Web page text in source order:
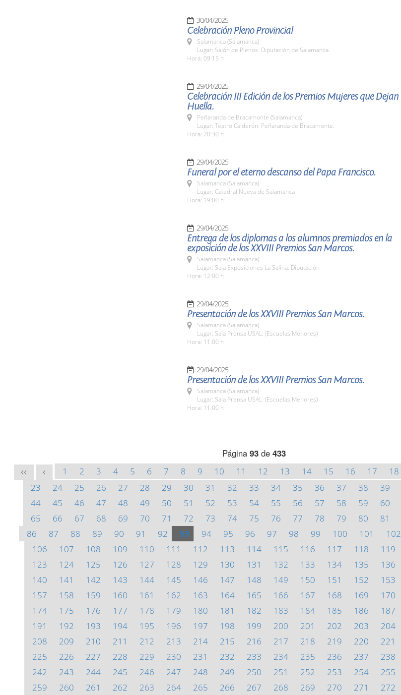
30/04/2025
Celebración Pleno Provincial
Salamanca (Salamanca)
Lugar: Salón de Plenos. Diputación de Salamanca.
Hora: 09:15 h
29/04/2025
Celebración III Edición de los Premios Mujeres que Dejan
Huella.
Peñaranda de Bracamonte (Salamanca)
Lugar: Teatro Calderón. Peñaranda de Bracamonte.
Hora: 20:30 h
29/04/2025
Funeral por el eterno descanso del Papa Francisco.
Salamanca (Salamanca)
Lugar: Catedral Nueva de Salamanca
Hora: 19:00 h
29/04/2025
Entrega de los diplomas a los alumnos premiados en la
exposición de los XXVIII Premios San Marcos.
Salamanca (Salamanca)
Lugar: Sala Exposiciones La Salina. Diputación
Hora: 12:00 h
29/04/2025
Presentación de los XXVIII Premios San Marcos.
Salamanca (Salamanca)
Lugar: Sala Prensa USAL. (Escuelas Menores)
Hora: 11:00 h
29/04/2025
Presentación de los XXVIII Premios San Marcos.
Salamanca (Salamanca)
Lugar: Sala Prensa USAL. (Escuelas Menores)
Hora: 11:00 h
Página 93 de 433
<< < 1 2 3 4 5 6 7 8 9 10 11 12 13 14 15 16 17 18
23
24 25 26 27 28 29 30 31 32 33 34 35 36 37 38 39
44
45 46 47 48 49 50 51 52 53 54 55 56 57 58 59 60
65
66 67 68 69 70 71 72 73 74 75 76 77 78 79 80 81
86
87 88 89 90 91 92 93 94 95 96 97 98 99 100 101 102
106
107 108 109 110 111 112 113 114 115 116 117 118 119
123
124 125 126 127 128 129 130 131 132 133 134 135 136
140
141 142 143 144 145 146 147 148 149 150 151 152 153
157
158 159 160 161 162 163 164 165 166 167 168 169 170
174
175 176 177 178 179 180 181 182 183 184 185 186 187
191
192 193 194 195 196 197 198 199 200 201 202 203 204
208
209 210 211 212 213 214 215 216 217 218 219 220 221
225
226 227 228 229 230 231 232 233 234 235 236 237 238
242
243 244 245 246 247 248 249 250 251 252 253 254 255
259
260 261 262 263 264 265 266 267 268 269 270 271 272